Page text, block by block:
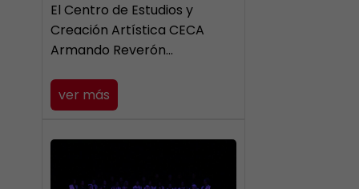
El Centro de Estudios y
Creación Artística CECA
Armando Reverón…
ver más